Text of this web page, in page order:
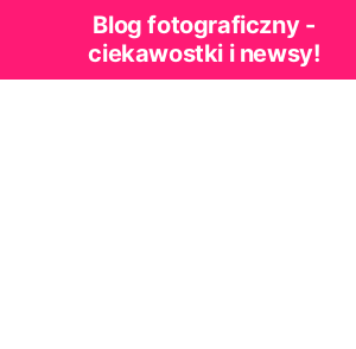
Blog fotograficzny -
ciekawostki i newsy!